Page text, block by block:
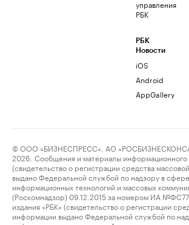
управления
РБК
РБК
Новости
iOS
Android
AppGallery
© ООО «БИЗНЕСПРЕСС», АО
2026. Сообщения и материалы информационного
(свидетельство о регистрации средства
выдано Федеральной службой по надзору в сфере
информационных технологий и массовых
(Роскомнадзор) 09.12.2015 за номером ИА
издания «РБК» (свидетельство о регистрации
информации выдано Федеральной службой по